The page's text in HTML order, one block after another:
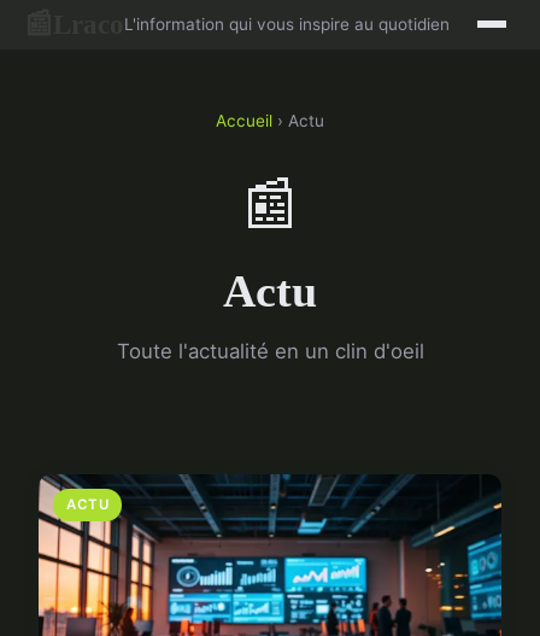
L'information qui vous inspire au quotidien
Accueil › Actu
📰
Actu
Toute l'actualité en un clin d'oeil
ACTU